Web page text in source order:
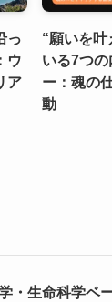
っ
ウ
ア
“願いを叶
いる7つ
ー：魂の
動
・生命科学ベ